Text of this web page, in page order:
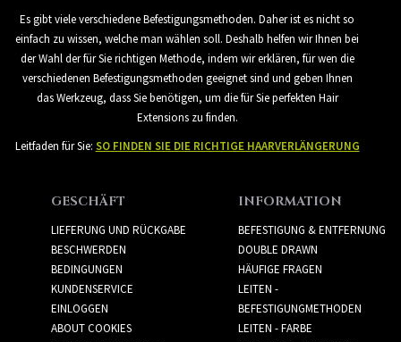
Es gibt viele verschiedene Befestigungsmethoden. Daher ist es nicht so
einfach zu wissen, welche man wählen soll. Deshalb helfen wir Ihnen bei
der Wahl der für Sie richtigen Methode, indem wir erklären, für wen die
verschiedenen Befestigungsmethoden geeignet sind und geben Ihnen
das Werkzeug, dass Sie benötigen, um die für Sie perfekten Hair
Extensions zu finden.
Leitfaden für Sie: SO FINDEN SIE DIE RICHTIGE HAARVERLÄNGERUNG
GESCHÄFT
LIEFERUNG UND RÜCKGABE
BESCHWERDEN
BEDINGUNGEN
KUNDENSERVICE
EINLOGGEN
ABOUT COOKIES
INFORMATION
BEFESTIGUNG & ENTFERNUNG
DOUBLE DRAWN
HÄUFIGE FRAGEN
LEITEN -
BEFESTIGUNGMETHODEN
LEITEN - FARBE